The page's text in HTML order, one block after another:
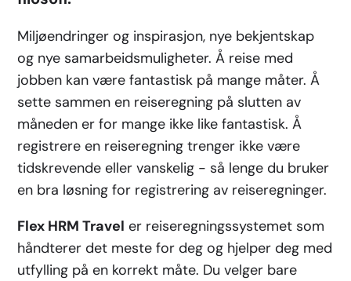
Miljøendringer og inspirasjon, nye bekjentskap
og nye samarbeidsmuligheter. Å reise med
jobben kan være fantastisk på mange måter. Å
sette sammen en reiseregning på slutten av
måneden er for mange ikke like fantastisk. Å
registrere en reiseregning trenger ikke være
tidskrevende eller vanskelig - så lenge du bruker
en bra løsning for registrering av reiseregninger.
Flex HRM Travel er reiseregningssystemet som
håndterer det meste for deg og hjelper deg med
utfylling på en korrekt måte. Du velger bare